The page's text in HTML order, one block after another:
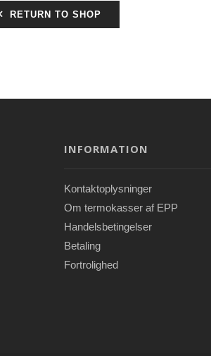
RETURN TO SHOP
INFORMATION
Kontaktoplysninger
Om termokasser af EPP
Handelsbetingelser
Betaling
Fortrolighed